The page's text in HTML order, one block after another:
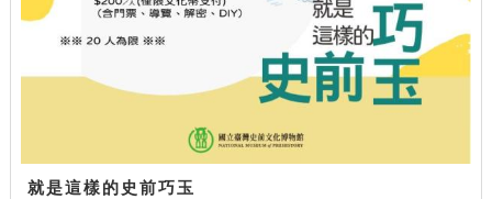
就是這樣的史前巧玉